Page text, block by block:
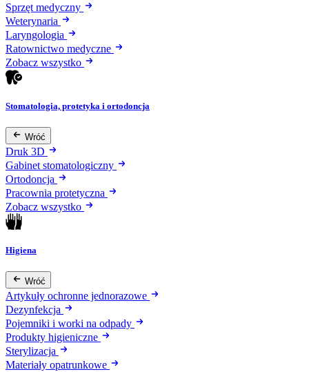
Sprzęt medyczny
Weterynaria
Laryngologia
Ratownictwo medyczne
Zobacz wszystko
Stomatologia, protetyka i ortodoncja
Wróć
Druk 3D
Gabinet stomatologiczny
Ortodoncja
Pracownia protetyczna
Zobacz wszystko
Higiena
Wróć
Artykuły ochronne jednorazowe
Dezynfekcja
Pojemniki i worki na odpady
Produkty higieniczne
Sterylizacja
Materiały opatrunkowe